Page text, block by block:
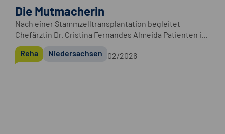
Die Mutmacherin
Nach einer Stammzelltransplantation begleitet
Chefärztin Dr. Cristina Fernandes Almeida Patienten im
Rehazentrum Oberharz zurück in eine neue Normalität.
Die Einrichtung der Deutschen Rentenversicherung
Braunschweig-Hannover ist auf die Rehabilitation bei
Reha Niedersachsen 02/2026